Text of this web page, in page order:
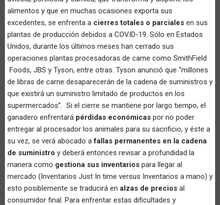
alimentos y que en muchas ocasiones exporta sus
excedentes, se enfrenta a cierres totales o parciales en sus
plantas de producción debidos a COVID-19. Sólo en Estados
Unidos, durante los últimos meses han cerrado sus
operaciones plantas procesadoras de carne como SmithField
Foods, JBS y Tyson, entre otras. Tyson anunció que “millones
de libras de carne desaparecerán de la cadena de suministros y
que existirá un suministro limitado de productos en los
supermercados”. Si el cierre se mantiene por largo tiempo, el
ganadero enfrentará pérdidas económicas por no poder
entregar al procesador los animales para su sacrificio, y éste a
su vez, se verá abocado afallas permanentes en la cadena
de suministro y deberá entonces revisar a profundidad la
manera como gestiona sus inventarios para llegar al
mercado (Inventarios Just In time versus Inventarios a mano) y
esto posiblemente se traducirá en alzas de precios al
consumidor final. Para enfrentar estas dificultades y